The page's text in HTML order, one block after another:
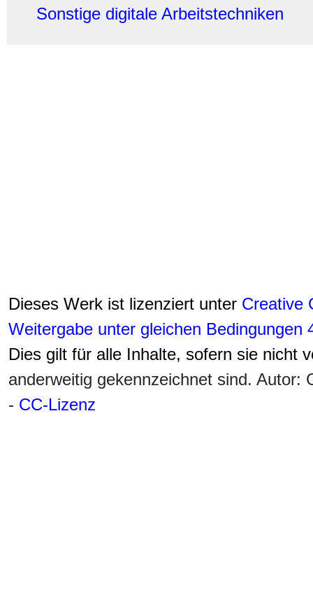
Sonstige digitale Arbeitstechniken
Dieses Werk ist lizenziert unter Creative
Weitergabe unter gleichen
Dies gilt für alle Inhalte, sofern sie nicht
anderweitig gekennzeichnet sind. Autor:
- CC-Lizenz